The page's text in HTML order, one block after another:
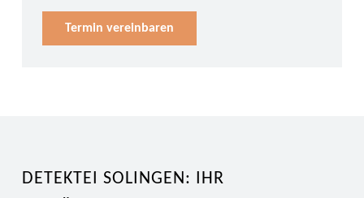
Termin vereinbaren
DETEKTEI SOLINGEN: IHR